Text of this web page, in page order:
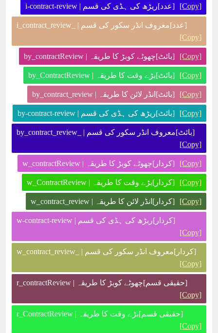
[عدد]ریڑھ کی ہڈی کی قسم | i-contract-review [Copy]
[عدد]معروف انڈر سکور کی قسم | _i_contract_review
[Copy]
[بائٹ]چھوٹے کوبڑ کا طریقہ | by_contractReview [Copy]
[بائٹ]بڑے وقت کا طریقہ | by_ContractReview [Copy]
[بائٹ]انڈر لائن کا طریقہ | by_contract_review [Copy]
[بائٹ]ریڑھ کی ہڈی کی قسم | by-contract-review [Copy]
[بائٹ]معروف انڈر سکور کی قسم | _by_contract_review
[Copy]
[کردار]چھوٹے کوبڑ کا طریقہ | w_contractReview [Copy]
[کردار]بڑے وقت کا طریقہ | w_ContractReview [Copy]
[کردار]انڈر لائن کا طریقہ | w_contract_review [Copy]
[کردار]ریڑھ کی ہڈی کی قسم | w-contract-review
[Copy]
[کردار]معروف انڈر سکور کی قسم | _w_contract_review
[Copy]
[حقیقی قسم]چھوٹے کوبڑ کا طریقہ | r_contractReview
[Copy]
[حقیقی قسم]بڑے وقت کا طریقہ | r_ContractReview
[Copy]